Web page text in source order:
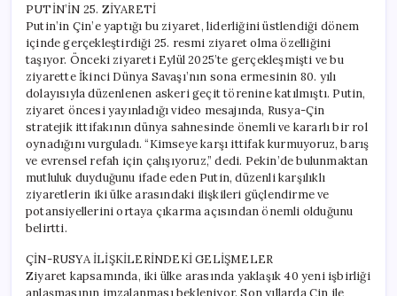
PUTİN’İN 25. ZİYARETİ
Putin’in Çin’e yaptığı bu ziyaret, liderliğini üstlendiği dönem
içinde gerçekleştirdiği 25. resmi ziyaret olma özelliğini
taşıyor. Önceki ziyareti Eylül 2025’te gerçekleşmişti ve bu
ziyarette İkinci Dünya Savaşı’nın sona ermesinin 80. yılı
dolayısıyla düzenlenen askeri geçit törenine katılmıştı. Putin,
ziyaret öncesi yayınladığı video mesajında, Rusya-Çin
stratejik ittifakının dünya sahnesinde önemli ve kararlı bir rol
oynadığını vurguladı. “Kimseye karşı ittifak kurmuyoruz, barış
ve evrensel refah için çalışıyoruz,” dedi. Pekin’de bulunmaktan
mutluluk duyduğunu ifade eden Putin, düzenli karşılıklı
ziyaretlerin iki ülke arasındaki ilişkileri güçlendirme ve
potansiyellerini ortaya çıkarma açısından önemli olduğunu
belirtti.
ÇİN-RUSYA İLİŞKİLERİNDEKİ GELİŞMELER
Ziyaret kapsamında, iki ülke arasında yaklaşık 40 yeni işbirliği
anlaşmasının imzalanması bekleniyor. Son yıllarda Çin ile